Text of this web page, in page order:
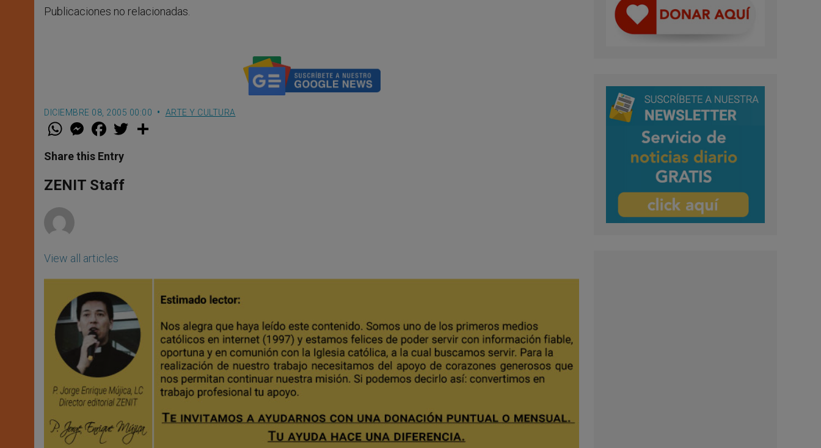
Publicaciones no relacionadas.
DICIEMBRE 08, 2005 00:00 ARTE Y CULTURA
W
t
s
p
p
M
e
s
e
g
e
F
a
e
b
o
k
w
Share this Entry
ZENIT Staff
View all articles